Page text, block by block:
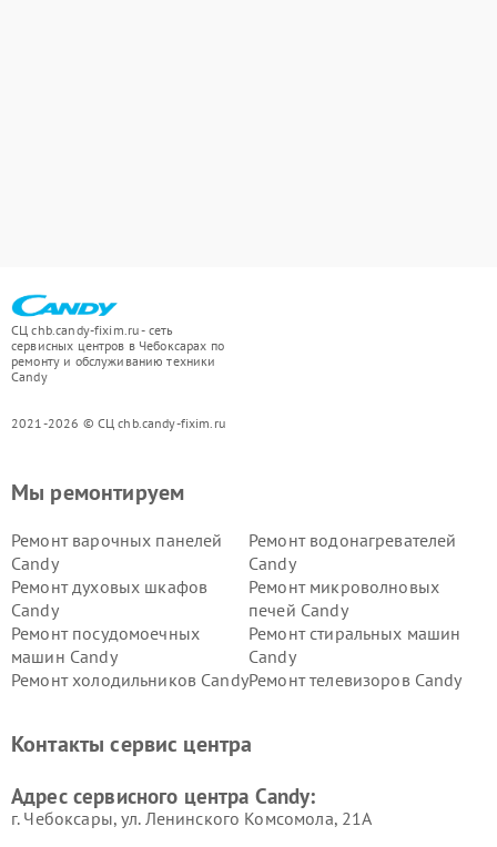
СЦ chb.candy-fixim.ru - сеть
сервисных центров в Чебоксарах по
ремонту и обслуживанию техники
Candy
2021-2026 © СЦ chb.candy-fixim.ru
Мы ремонтируем
Ремонт варочных панелей
Candy
Ремонт водонагревателей
Candy
Ремонт духовых шкафов
Candy
Ремонт микроволновых
печей Candy
Ремонт посудомоечных
машин Candy
Ремонт стиральных машин
Candy
Ремонт холодильников CandyРемонт телевизоров Candy
Контакты сервис центра
Адрес сервисного центра Candy:
г. Чебоксары, ул. Ленинского Комсомола, 21А